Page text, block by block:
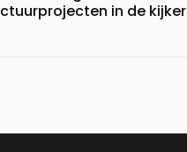
in de kijker